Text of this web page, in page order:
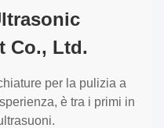
Co., Ltd.
per la pulizia a
è tra i primi in